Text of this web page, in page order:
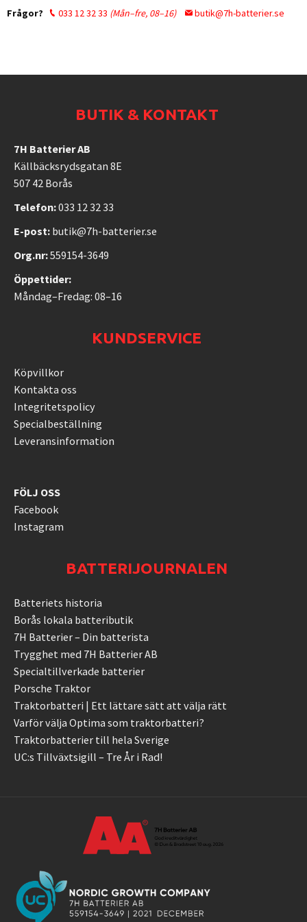
Frågor? 033 12 32 33 (Mån–fre, 08–16) butik@7h-batterier.se
BUTIK & KONTAKT
7H Batterier AB
Källbäcksrydsgatan 8E
507 42 Borås
Telefon:033 12 32 33
E-post: butik@7h-batterier.se
Org.nr:559154-3649
Öppettider:
Måndag–Fredag: 08–16
KUNDSERVICE
Köpvillkor
Kontakta oss
Integritetspolicy
Specialbeställning
Leveransinformation
FÖLJ OSS
Facebook
Instagram
BATTERIJOURNALEN
Batteriets historia
Borås lokala batteributik
7H Batterier – Din batterista
Trygghet med 7H Batterier AB
Specialtillverkade batterier
Porsche Traktor
Traktorbatteri | Ett lättare sätt att välja rätt
Varför välja Optima som traktorbatteri?
Traktorbatterier till hela Sverige
UC:s Tillväxtsigill – Tre År i Rad!